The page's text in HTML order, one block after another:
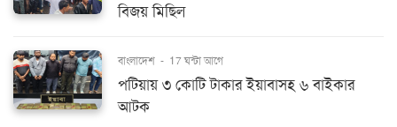
বিজয় মিছিল
বাংলাদেশ - 17 ঘন্টা আগে
পটিয়ায় ৩ কোটি টাকার ইয়াবাসহ ৬ বাইকার
আটক